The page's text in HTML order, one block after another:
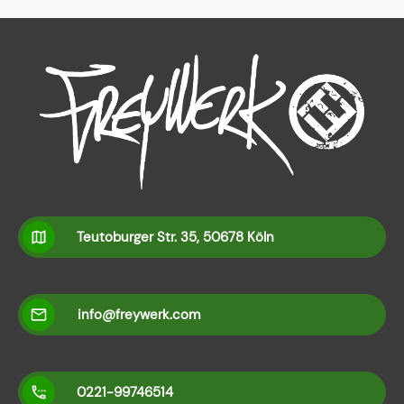
Teutoburger Str. 35, 50678 Köln
info@freywerk.com
0221-99746514